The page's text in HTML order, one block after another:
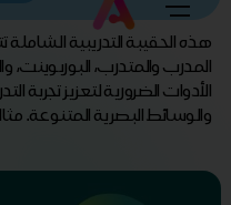
هذه الحقيبة التدريبية
المدرب والمتدرب،
الأدوات الضرورية لتعزيز تجربة
والوسائط البصرية المتنوعة.